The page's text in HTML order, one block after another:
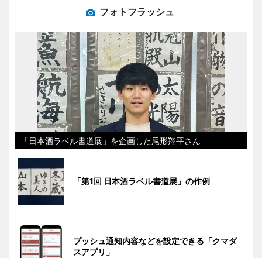
フォトフラッシュ
「日本酒ラベル書道展」を企画した尾形翔平さん
「第1回 日本酒ラベル書道展」の作例
プッシュ通知内容などを設定できる「クマダ
スアプリ」